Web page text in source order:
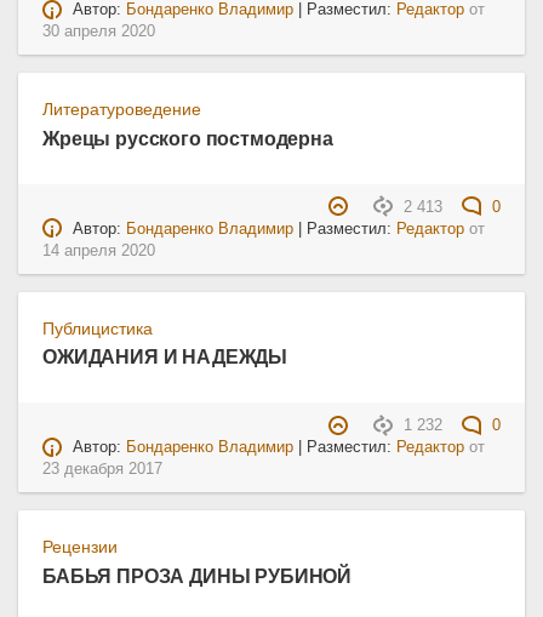
Автор: Бондаренко Владимир | Разместил: Редактор от
30 апреля 2020
Литературоведение
Жрецы русского постмодерна
2 413
0
Автор: Бондаренко Владимир | Разместил: Редактор от
14 апреля 2020
Публицистика
ОЖИДАНИЯ И НАДЕЖДЫ
1 232
0
Автор: Бондаренко Владимир | Разместил: Редактор от
23 декабря 2017
Рецензии
БАБЬЯ ПРОЗА ДИНЫ РУБИНОЙ